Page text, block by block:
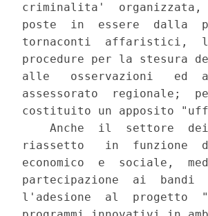
criminalita'  organizzata,
poste  in  essere  dalla
tornaconti  affaristici,  la
procedure per la stesura
alle   osservazioni   ed
assessorato  regionale;
costituito un apposito
Anche  il  settore
riassetto   in  funzione
economico  e  sociale,
partecipazione  ai  bandi
l'adesione  al  progetto